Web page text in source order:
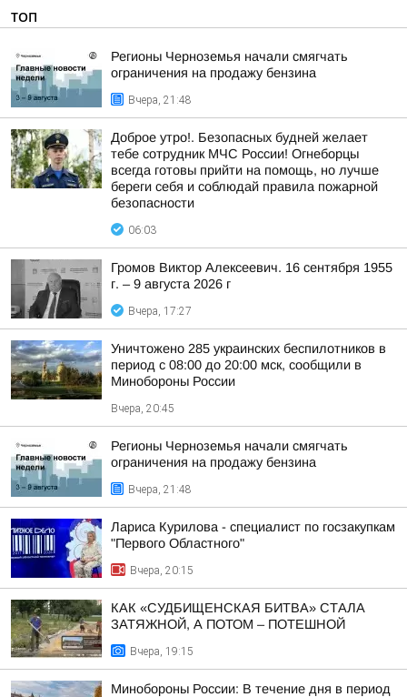
ТОП
Регионы Черноземья начали смягчать
ограничения на продажу бензина
Вчера, 21:48
Доброе утро!. Безопасных будней желает
тебе сотрудник МЧС России! Огнеборцы
всегда готовы прийти на помощь, но лучше
береги себя и соблюдай правила пожарной
безопасности
06:03
Громов Виктор Алексеевич. 16 сентября 1955
г. – 9 августа 2026 г
Вчера, 17:27
Уничтожено 285 украинских беспилотников в
период с 08:00 до 20:00 мск, сообщили в
Минобороны России
Вчера, 20:45
Регионы Черноземья начали смягчать
ограничения на продажу бензина
Вчера, 21:48
Лариса Курилова - специалист по госзакупкам
"Первого Областного"
Вчера, 20:15
КАК «СУДБИЩЕНСКАЯ БИТВА» СТАЛА
ЗАТЯЖНОЙ, А ПОТОМ – ПОТЕШНОЙ
Вчера, 19:15
Минобороны России: В течение дня в период